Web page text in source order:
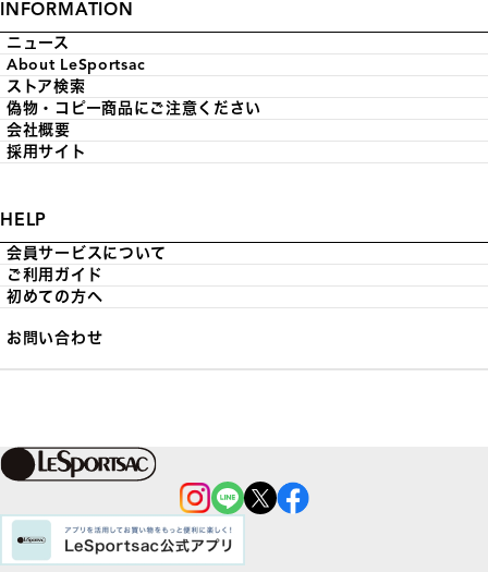
INFORMATION
ニュース
About LeSportsac
ストア検索
偽物・コピー商品にご注意ください
会社概要
採用サイト
HELP
会員サービスについて
ご利用ガイド
初めての方へ
お問い合わせ